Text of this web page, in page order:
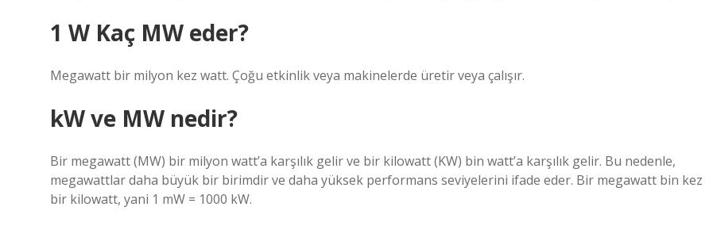
1 W Kaç MW eder?
Megawatt bir milyon kez watt. Çoğu etkinlik veya makinelerde üretir veya çalışır.
kW ve MW nedir?
Bir megawatt (MW) bir milyon watt’a karşılık gelir ve bir kilowatt (KW) bin watt’a karşılık gelir. Bu nedenle,
megawattlar daha büyük bir birimdir ve daha yüksek performans seviyelerini ifade eder. Bir megawatt bin kez
bir kilowatt, yani 1 mW = 1000 kW.